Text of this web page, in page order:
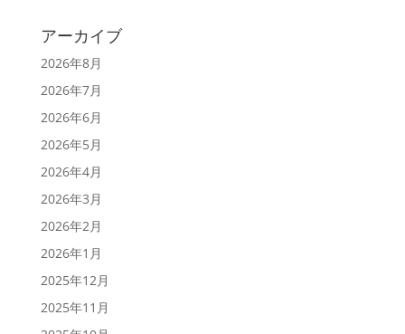
アーカイブ
2026年8月
2026年7月
2026年6月
2026年5月
2026年4月
2026年3月
2026年2月
2026年1月
2025年12月
2025年11月